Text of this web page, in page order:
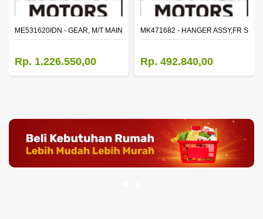
2ND SPEED (M035S5)
ME531620IDN - GEAR, M/T MAIN SHAFT REVERSE
Rp. 1.226.550,00
MK471682 - HANGER ASSY,FR
Rp. 492.840,00